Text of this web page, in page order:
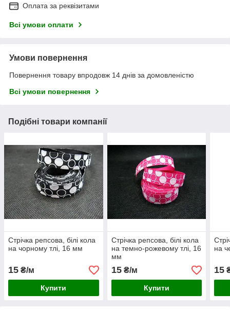
Оплата за реквізитами
Всі умови оплати
Умови повернення
Повернення товару впродовж 14 днів за домовленістю
Всі умови повернення
Подібні товари компанії
Стрічка репсова, білі кола
на чорному тлі, 16 мм
15 ₴/м
Купити
Стрічка репсова, білі кола
на темно-рожевому тлі, 16
мм
15₴/м
Купити
на
15